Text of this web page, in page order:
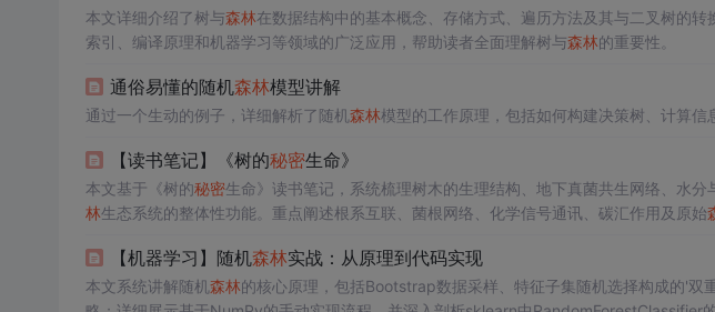
本文详细介绍了树与森林在数据结构中的基本概念、存储方式、遍历方法及其与二叉树的
索引、编译原理和机器学习等领域的广泛应用，帮助读者全面理解树与森林的重要性。
通俗易懂的随机森林模型讲解
通过一个生动的例子，详细解析了随机森林模型的工作原理，包括如何构建决策树、计算信
【读书笔记】《树的秘密生命》
本文基于《树的秘密生命》读书笔记，系统梳理树木的生理结构、地下真菌共生网络、水分
林生态系统的整体性功能。重点阐述根系互联、菌根网络、化学信号通讯、碳汇作用及原始
【机器学习】随机森林实战：从原理到代码实现
本文系统讲解随机森林的核心原理，包括Bootstrap数据采样、特征子集随机选择构成的'双